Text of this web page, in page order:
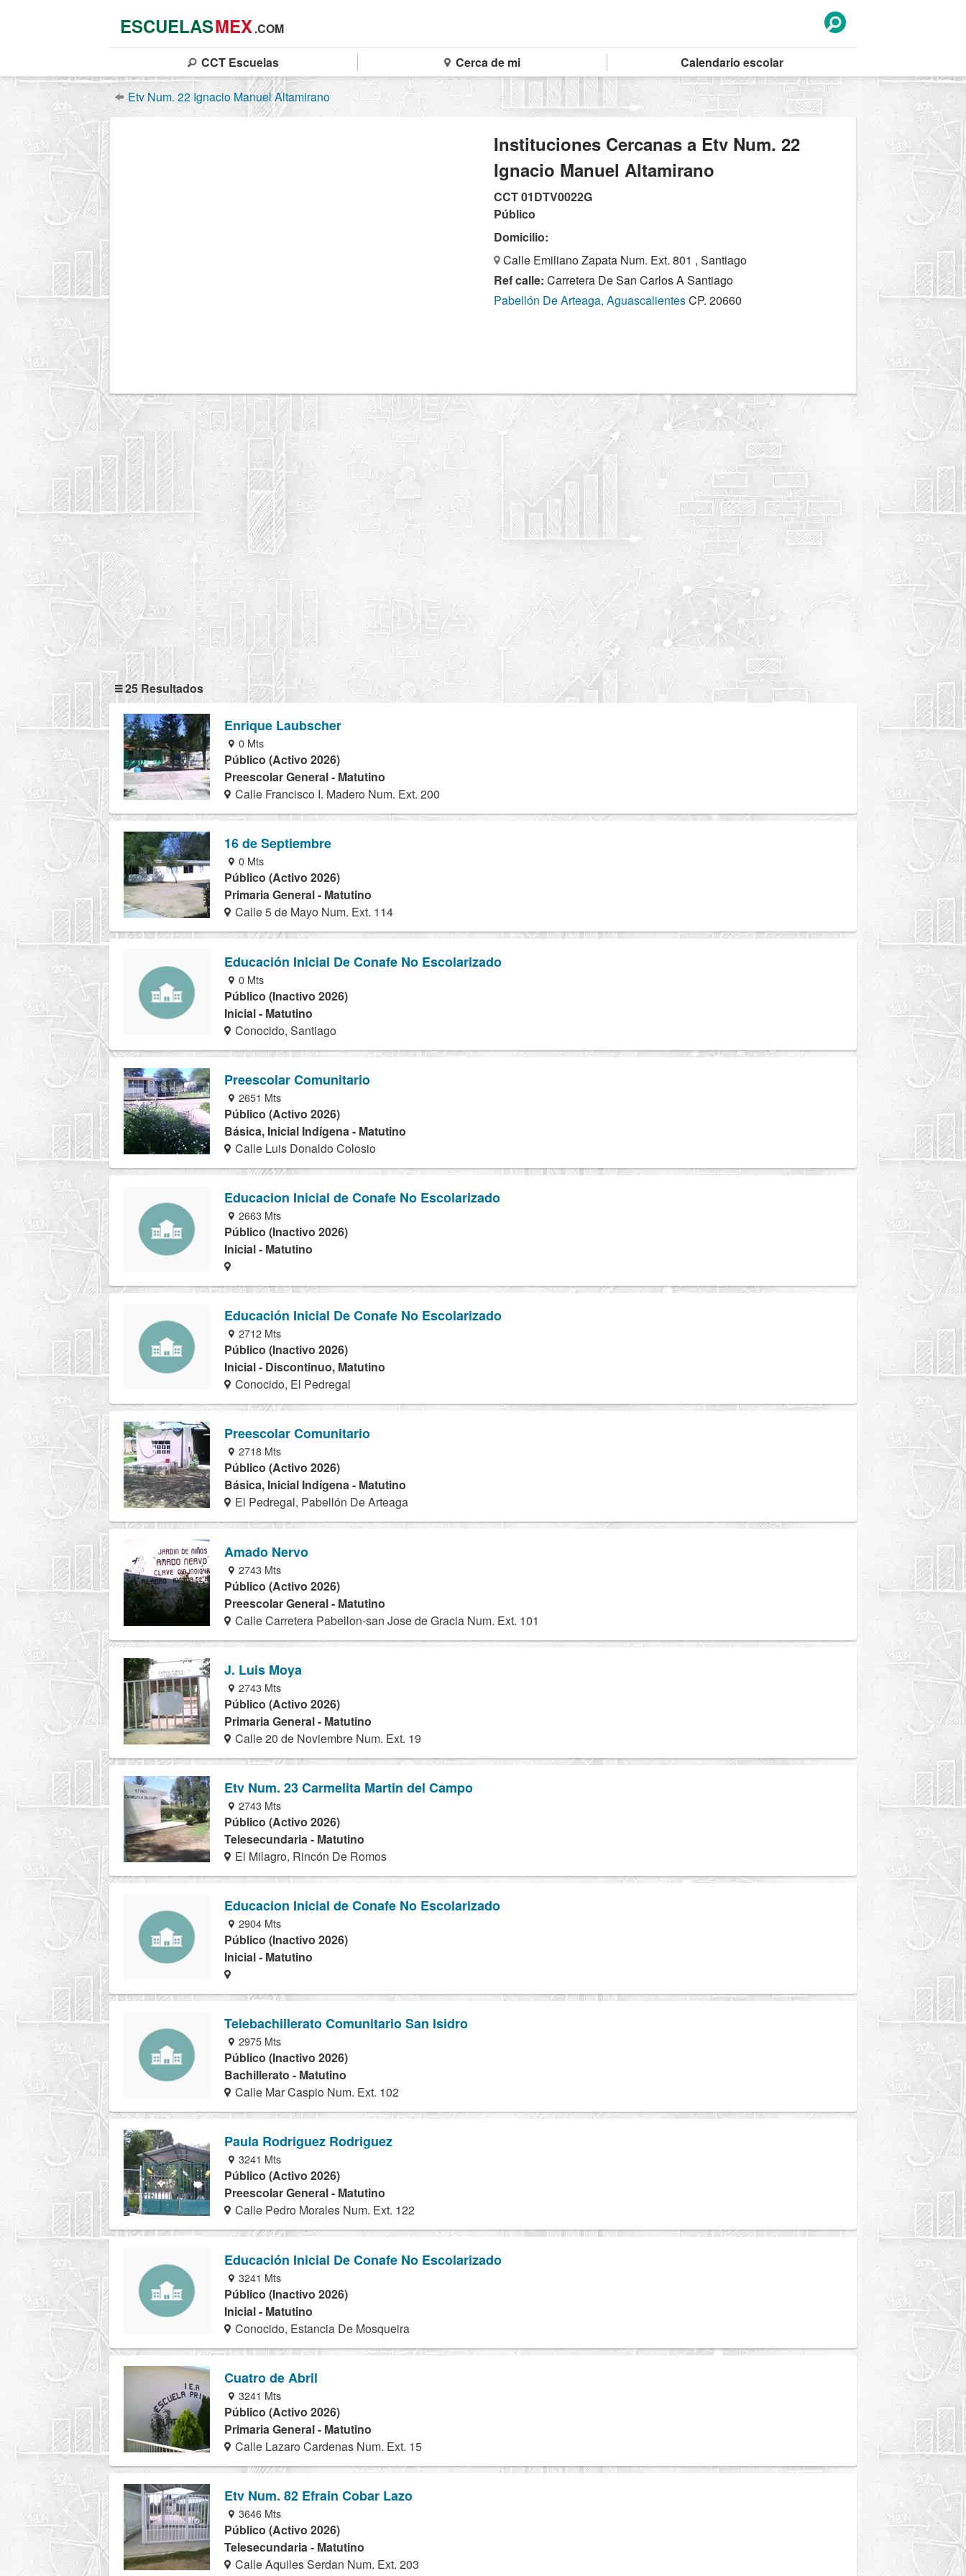
ESCUELASMEX.COM
CCT Escuelas Cerca de mi Calendario escolar
Etv Num. 22 Ignacio Manuel Altamirano
Instituciones Cercanas a Etv Num. 22
Ignacio Manuel Altamirano
CCT 01DTV0022G
Público
Domicilio:
Calle Emiliano Zapata Num. Ext. 801 , Santiago
Ref calle: Carretera De San Carlos A Santiago
Pabellón De Arteaga, AguascalientesCP. 20660
25 Resultados
Enrique Laubscher
0 Mts
Público (Activo 2026)
Preescolar General - Matutino
Calle Francisco I. Madero Num. Ext. 200
16 de Septiembre
0 Mts
Público (Activo 2026)
Primaria General - Matutino
Calle 5 de Mayo Num. Ext. 114
Educación Inicial De Conafe No Escolarizado
0 Mts
Público (Inactivo 2026)
Inicial - Matutino
Conocido, Santiago
Preescolar Comunitario
2651 Mts
Público (Activo 2026)
Básica, Inicial Indígena - Matutino
Calle Luis Donaldo Colosio
Educacion Inicial de Conafe No Escolarizado
2663 Mts
Público (Inactivo 2026)
Inicial - Matutino
Educación Inicial De Conafe No Escolarizado
2712 Mts
Público (Inactivo 2026)
Inicial - Discontinuo, Matutino
Conocido, El Pedregal
Preescolar Comunitario
2718 Mts
Público (Activo 2026)
Básica, Inicial Indígena - Matutino
El Pedregal, Pabellón De Arteaga
Amado Nervo
2743 Mts
Público (Activo 2026)
Preescolar General - Matutino
Calle Carretera Pabellon-san Jose de Gracia Num. Ext. 101
J. Luis Moya
2743 Mts
Público (Activo 2026)
Primaria General - Matutino
Calle 20 de Noviembre Num. Ext. 19
Etv Num. 23 Carmelita Martin del Campo
2743 Mts
Público (Activo 2026)
Telesecundaria - Matutino
El Milagro, Rincón De Romos
Educacion Inicial de Conafe No Escolarizado
2904 Mts
Público (Inactivo 2026)
Inicial - Matutino
Telebachillerato Comunitario San Isidro
2975 Mts
Público (Inactivo 2026)
Bachillerato - Matutino
Calle Mar Caspio Num. Ext. 102
Paula Rodriguez Rodriguez
3241 Mts
Público (Activo 2026)
Preescolar General - Matutino
Calle Pedro Morales Num. Ext. 122
Educación Inicial De Conafe No Escolarizado
3241 Mts
Público (Inactivo 2026)
Inicial - Matutino
Conocido, Estancia De Mosqueira
Cuatro de Abril
3241 Mts
Público (Activo 2026)
Primaria General - Matutino
Calle Lazaro Cardenas Num. Ext. 15
Etv Num. 82 Efrain Cobar Lazo
3646 Mts
Público (Activo 2026)
Telesecundaria - Matutino
Calle Aquiles Serdan Num. Ext. 203